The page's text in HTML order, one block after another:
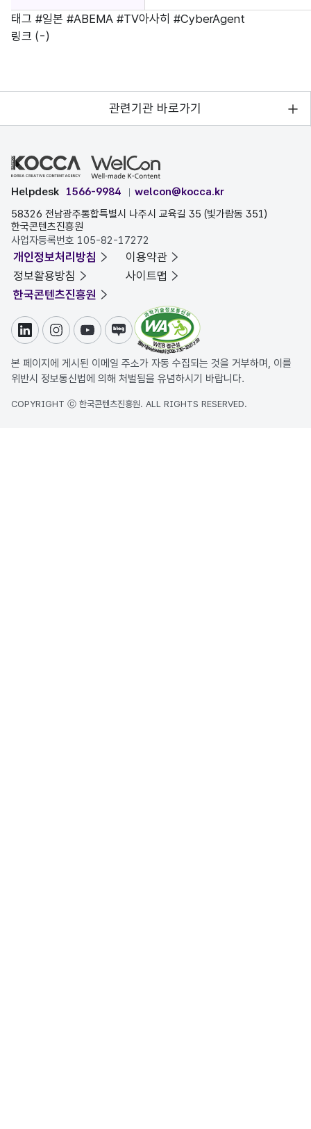
태그 #일본 #ABEMA #TV아사히 #CyberAgent
링크 (-)
관련기관 바로가기
Helpdesk 1566-9984
welcon@kocca.kr
58326 전남광주통합특별시 나주시 교육길 35 (빛가람동 351)
한국콘텐츠진흥원
사업자등록번호 105-82-17272
개인정보처리방침
이용약관
정보활용방침
사이트맵
한국콘텐츠진흥원
링크드인인스타그램
유튜브블로그
본 페이지에 게시된 이메일 주소가 자동 수집되는 것을 거부하며, 이를
위반시 정보통신법에 의해 처벌됨을 유념하시기 바랍니다.
COPYRIGHT ⓒ 한국콘텐츠진흥원. ALL RIGHTS RESERVED.